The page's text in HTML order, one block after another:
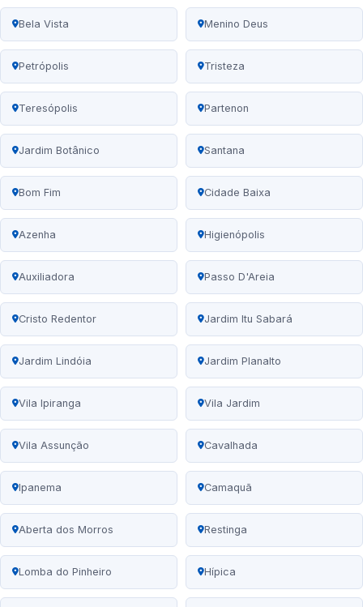
Bela Vista Menino Deus
Petrópolis Tristeza
Teresópolis Partenon
Jardim Botânico Santana
Bom Fim Cidade Baixa
Azenha Higienópolis
Auxiliadora Passo D'Areia
Cristo Redentor Jardim Itu Sabará
Jardim Lindóia Jardim Planalto
Vila Ipiranga Vila Jardim
Vila Assunção Cavalhada
Ipanema Camaquã
Aberta dos Morros Restinga
Lomba do Pinheiro Hípica